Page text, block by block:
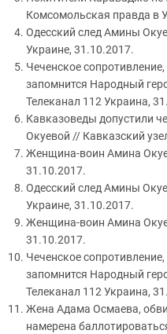
Комсомольская правда в
Одесский след Амины
Украине, 31.10.2017.
Чеченское
запомнится Народный
Телеканал 112 Украина,
Кавказоведы допустили
Окуевой // Кавказский
Женщина-воин Амина
31.10.2017.
Одесский след Амины
Украине, 31.10.2017.
Женщина-воин Амина
31.10.2017.
Чеченское
запомнится Народный
Телеканал 112 Украина,
Жена Адама Осмаева,
намерена